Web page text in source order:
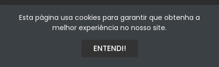
Fialhostore
Fialho & Irmão,Lda. | Horta de Barreiros 7005-208 Évora -
Esta página usa cookies para garantir que obtenha a
melhor experiência no nosso site.
ENTENDI!